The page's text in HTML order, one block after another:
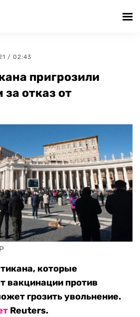
/ 02:43
пригрозили
отказ от
которые
вакцинации против
грозить увольнение.
Reuters.